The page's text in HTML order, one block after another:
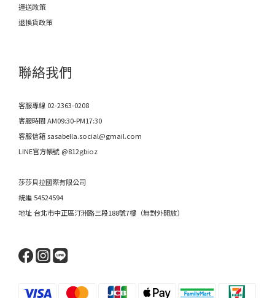
運送政策
退換貨政策
聯絡我們
客服專線 02-2363-0208
客服時間 AM09:30-PM17:30
客服信箱 sasabella.social@gmail.com
LINE官方帳號 @812gbioz
莎莎貝拉國際有限公司
統編 54524594
地址 台北市中正區汀洲路三段188號7樓（無對外開放）